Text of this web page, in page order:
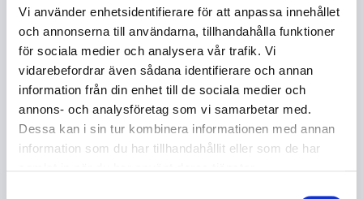
Vi använder enhetsidentifierare för att anpassa innehållet
och annonserna till användarna, tillhandahålla funktioner
för sociala medier och analysera vår trafik. Vi
vidarebefordrar även sådana identifierare och annan
information från din enhet till de sociala medier och
annons- och analysföretag som vi samarbetar med.
Dessa kan i sin tur kombinera informationen med annan
information som du har tillhandahållit eller som de har
Knyckare en eftertraktad duo för galor, quiz och
företagsevent. De bjuder på fantasifulla frågor,
musik, sång och humor med tydlig publikkontakt.
Duon har lett Svenska standup galan, radiopriset
Guldörat samt ett stort antal quiz och liveformat för
företag och organisationer. De har även grundat och
driver Humorkollo, ett initiativ för att locka fler tjejer
till standupscenen.